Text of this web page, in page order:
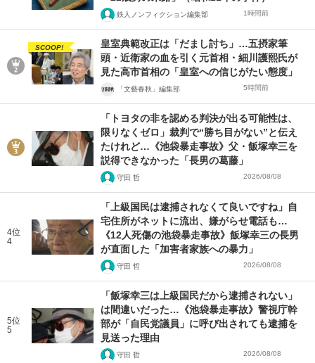
鉄人ノンフィクション編集部 1時間前
SCOOP!
皇室典範改正は「だまし討ち」…五摂家筆
頭・近衛家の血を引く元首相・細川護熙氏が
見た高市首相の「皇室への信じがたい態度」
「文藝春秋」編集部 5時間前
「トヨタの非を認める判決が出る可能性は、
限りなくゼロ」裁判で“勝ち目がない”と伝え
たけれど…《池袋暴走事故》父・飯塚幸三を
説得できなかった「長男の葛藤」
守田 哲 2026/08/08
4位
4
「上級国民は逮捕されなくて良いですね」自
宅住所がネットに流出、嫌がらせ電話も…
《12人死傷の池袋暴走事故》飯塚幸三の長男
が直面した「加害者家族への暴力」
守田 哲 2026/08/08
5位
5
「飯塚幸三は上級国民だから逮捕されない」
は間違いだった…《池袋暴走事故》警視庁幹
部が「自民党議員」に呼び出されても逮捕を
見送った理由
守田 哲 2026/08/08